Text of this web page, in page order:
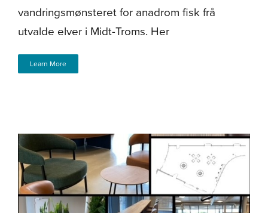
vandringsmønsteret for anadrom fisk frå
utvalde elver i Midt-Troms. Her
Learn More